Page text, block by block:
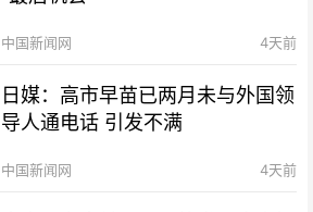
中国新闻网 4天前
日媒：高市早苗已两月未与外国领
导人通电话 引发不满
中国新闻网 4天前